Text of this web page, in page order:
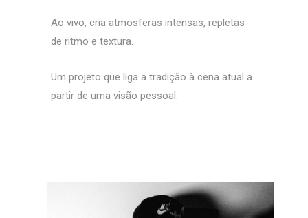
Ao vivo, cria atmosferas intensas, repletas
de ritmo e textura.
Um projeto que liga a tradição à cena atual a
partir de uma visão pessoal.